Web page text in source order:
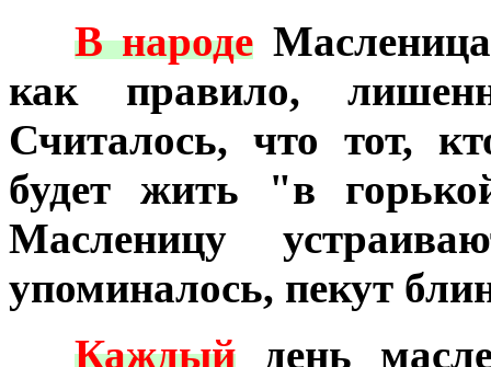
В народе
как правило,
Считалось, что тот,
будет жить "в
Масленицу
упоминалось, пекут
Каждый день